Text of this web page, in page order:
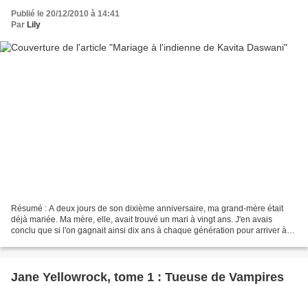
Publié le 20/12/2010 à 14:41
Par Lily
Résumé : A deux jours de son dixième anniversaire, ma grand-mère était
déjà mariée. Ma mère, elle, avait trouvé un mari à vingt ans. J'en avais
conclu que si l'on gagnait ainsi dix ans à chaque génération pour arriver à
Jane Yellowrock, tome 1 : Tueuse de Vampires